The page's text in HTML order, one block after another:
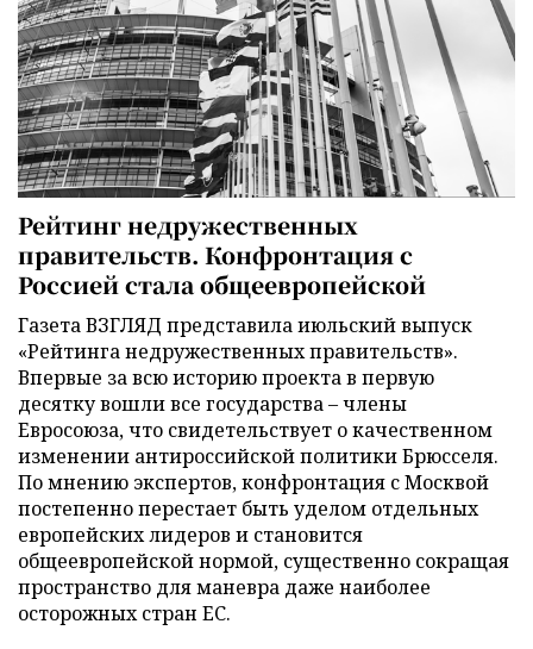
Рейтинг недружественных
правительств. Конфронтация с
Россией стала общеевропейской
Газета ВЗГЛЯД представила июльский выпуск
«Рейтинга недружественных правительств».
Впервые за всю историю проекта в первую
десятку вошли все государства – члены
Евросоюза, что свидетельствует о качественном
изменении антироссийской политики Брюсселя.
По мнению экспертов, конфронтация с Москвой
постепенно перестает быть уделом отдельных
европейских лидеров и становится
общеевропейской нормой, существенно сокращая
пространство для маневра даже наиболее
осторожных стран ЕС.